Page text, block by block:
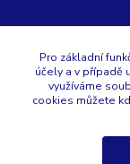
+420 353 567
Pro základní
účely a v případě
využíváme
cookies můžete